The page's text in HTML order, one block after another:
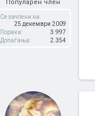
Популарен член
Се зачлени на:
25 декември 2009
Пораки:
3.997
Допаѓања:
2.354